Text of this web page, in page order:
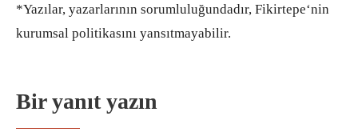
*Yazılar, yazarlarının sorumluluğundadır, Fikirtepe‘nin
kurumsal politikasını yansıtmayabilir.
Bir yanıt yazın